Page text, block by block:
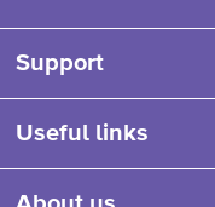
Support
Useful links